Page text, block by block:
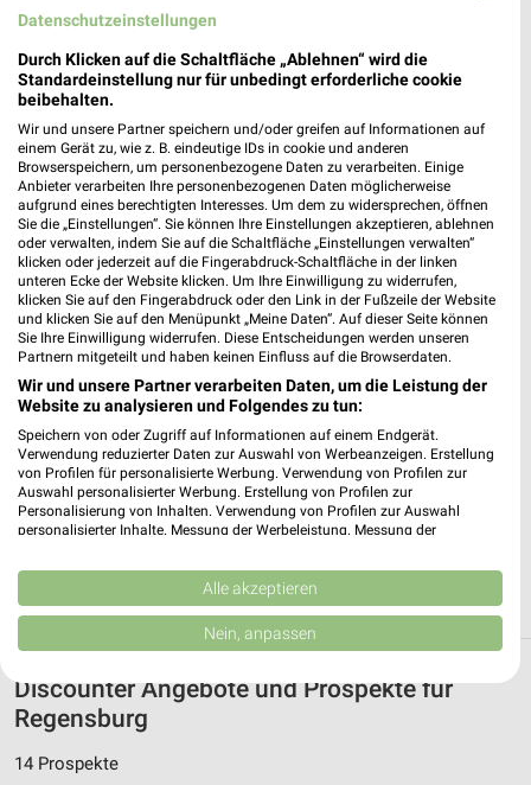
Netto Marken-Discount Regensburg
93059 Regensburg
Heute 07:00 - 20:00 Uhr | Geöffnet
398,35 km • Angebote: 3 Prospekte
Netto Marken-Discount Regensburg
Agnesstr. 24
93049 Regensburg
Heute 07:00 - 20:00 Uhr | Geöffnet
399,96 km • Angebote: 3 Prospekte
Netto Marken-Discount Regensburg
Karl-Stieler-Str. 70
93051 Regensburg
402,88 km • Angebote: 3 Prospekte
Discounter Angebote und Prospekte für
Regensburg
14 Prospekte
Datenschutzeinstellungen
Durch Klicken auf die Schaltfläche „Ablehnen“ wird die
Standardeinstellung nur für unbedingt erforderliche cookie
beibehalten.
Wir und unsere Partner speichern und/oder greifen auf Informationen auf
einem Gerät zu, wie z. B. eindeutige IDs in cookie und anderen
Browserspeichern, um personenbezogene Daten zu verarbeiten. Einige
Anbieter verarbeiten Ihre personenbezogenen Daten möglicherweise
aufgrund eines berechtigten Interesses. Um dem zu widersprechen, öffnen
Sie die „Einstellungen“. Sie können Ihre Einstellungen akzeptieren, ablehnen
oder verwalten, indem Sie auf die Schaltfläche „Einstellungen verwalten“
klicken oder jederzeit auf die Fingerabdruck-Schaltfläche in der linken
unteren Ecke der Website klicken. Um Ihre Einwilligung zu widerrufen,
klicken Sie auf den Fingerabdruck oder den Link in der Fußzeile der Website
und klicken Sie auf den Menüpunkt „Meine Daten“. Auf dieser Seite können
Sie Ihre Einwilligung widerrufen. Diese Entscheidungen werden unseren
Partnern mitgeteilt und haben keinen Einfluss auf die Browserdaten.
Wir und unsere Partner verarbeiten Daten, um die Leistung der
Website zu analysieren und Folgendes zu tun:
Speichern von oder Zugriff auf Informationen auf einem Endgerät.
Verwendung reduzierter Daten zur Auswahl von Werbeanzeigen. Erstellung
von Profilen für personalisierte Werbung. Verwendung von Profilen zur
Auswahl personalisierter Werbung. Erstellung von Profilen zur
Personalisierung von Inhalten. Verwendung von Profilen zur Auswahl
personalisierter Inhalte. Messung der Werbeleistung. Messung der
Kombinationen von Daten aus verschiedenen Quellen. Entwicklung und
Verbesserung der Angebote. Verwendung reduzierter Daten zur Auswahl
von Inhalten.
Daten können außerhalb der Europäischen Union weitergegeben und in die
USA gesendet werden.
Website/App.
Partnerliste anzeigen (1 IAB-Anbieter)
Wir nutzen Ihre Daten für folgende Zwecke:
Alle akzeptieren
Nein, anpassen